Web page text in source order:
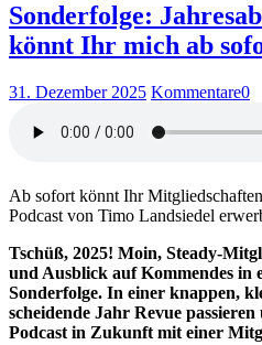
Sonderfolge:
könnt Ihr mich ab
31. Dezember 2025 Kommentare0
Ab sofort könnt Ihr
Podcast von Timo Landsiedel
Tschüß, 2025! Moin, Steady-
und Ausblick auf Kommendes in
Sonderfolge. In einer knappen,
scheidende Jahr Revue
Podcast in Zukunft mit einer